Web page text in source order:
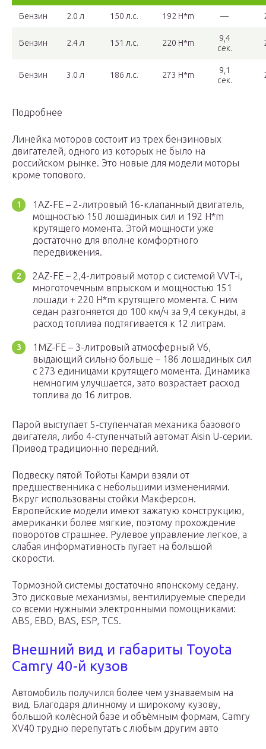
Бензин 2.0 л 150 л.с. 192 H*m —
Бензин 2.4 л 151 л.с. 220 H*m
9,4
сек.
Бензин 3.0 л 186 л.с. 273 H*m
9,1
сек.
Подробнее
Линейка моторов состоит из трех бензиновых
двигателей, одного из которых не было на
российском рынке. Это новые для модели моторы
кроме топового.
1AZ-FE – 2-литровый 16-клапанный двигатель,
мощностью 150 лошадиных сил и 192 H*m
крутящего момента. Этой мощности уже
достаточно для вполне комфортного
передвижения.
2AZ-FE – 2,4-литровый мотор с системой VVT-i,
многоточечным впрыском и мощностью 151
лошади + 220 H*m крутящего момента. С ним
седан разгоняется до 100 км/ч за 9,4 секунды, а
расход топлива подтягивается к 12 литрам.
1MZ-FE – 3-литровый атмосферный V6,
выдающий сильно больше – 186 лошадиных сил
с 273 единицами крутящего момента. Динамика
немногим улучшается, зато возрастает расход
топлива до 16 литров.
Парой выступает 5-ступенчатая механика базового
двигателя, либо 4-ступенчатый автомат Aisin U-серии.
Привод традиционно передний.
Подвеску пятой Тойоты Камри взяли от
предшественника с небольшими изменениями.
Вкруг использованы стойки Макферсон.
Европейские модели имеют зажатую конструкцию,
американки более мягкие, поэтому прохождение
поворотов страшнее. Рулевое управление легкое, а
слабая информативность пугает на большой
скорости.
Тормозной системы достаточно японскому седану.
Это дисковые механизмы, вентилируемые спереди
со всеми нужными электронными помощниками:
ABS, EBD, BAS, ESP, TCS.
Внешний вид и габариты Toyota
Camry 40-й кузов
Автомобиль получился более чем узнаваемым на
вид. Благодаря длинному и широкому кузову,
большой колёсной базе и объёмным формам, Camry
XV40 трудно перепутать с любым другим авто